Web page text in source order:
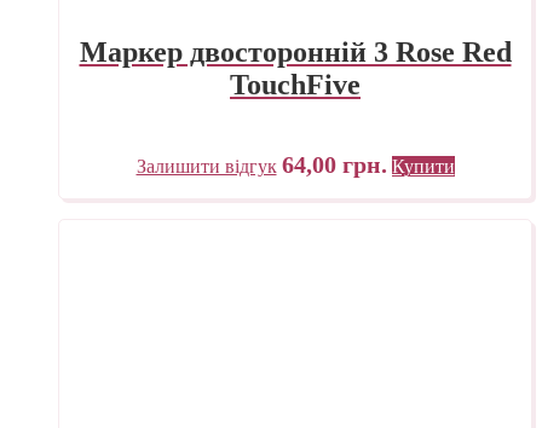
Маркер двосторонній 3 Rose Red
TouchFive
Залишити відгук 64,00 грн. Купити